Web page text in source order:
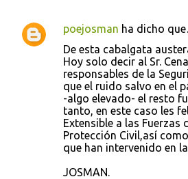
poejosman ha dicho
De esta cabalgata
Hoy solo decir al Sr.
responsables de la
que el ruido salvo en el
-algo elevado- el resto
tanto, en este caso les
Extensible a las Fuerzas
Protección Civil,así
que han intervenido en
JOSMAN.